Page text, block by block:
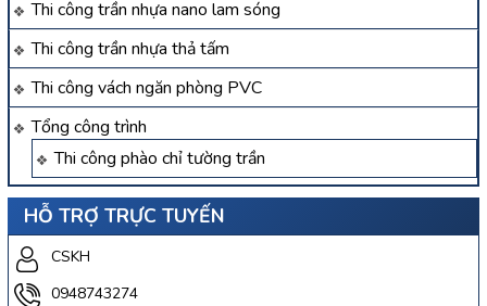
Thi công trần nhựa nano lam sóng
Thi công trần nhựa thả tấm
Thi công vách ngăn phòng PVC
Tổng công trình
Thi công phào chỉ tường trần
HỖ TRỢ TRỰC TUYẾN
CSKH
0948743274